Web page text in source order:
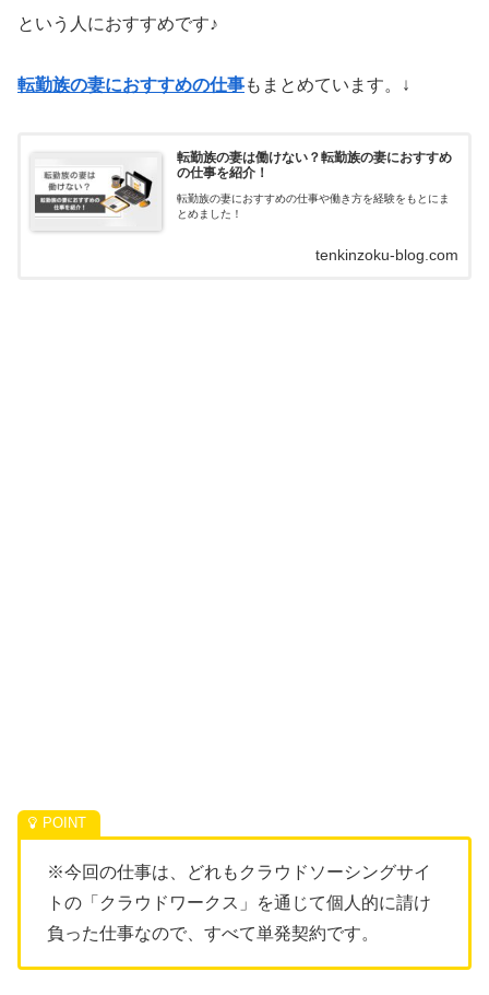
という人におすすめです♪
転勤族の妻におすすめの仕事もまとめています。↓
転勤族の妻は働けない？転勤族の妻におすすめ
の仕事を紹介！
転勤族の妻におすすめの仕事や働き方を経験をもとにま
とめました！
tenkinzoku-blog.com
※今回の仕事は、どれもクラウドソーシングサイ
トの「クラウドワークス」を通じて個人的に請け
負った仕事なので、すべて単発契約です。